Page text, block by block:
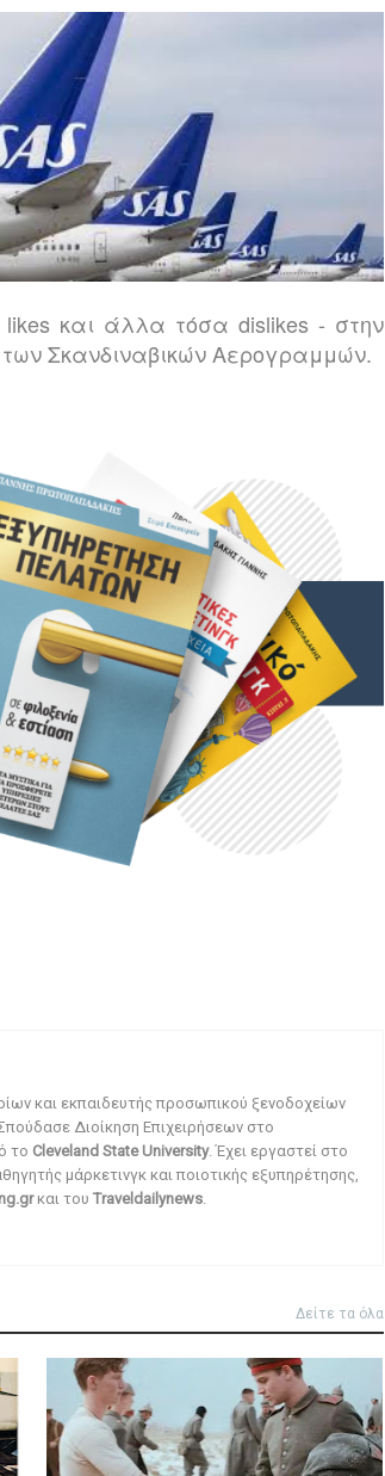
και άλλα τόσα dislikes - στην
των Σκανδιναβικών Αερογραμμών.
και εκπαιδευτής προσωπικού ξενοδοχείων
Διοίκηση Επιχειρήσεων στο
το Cleveland State University. Έχει εργαστεί στο
μάρκετινγκ και ποιοτικής εξυπηρέτησης,
και του Traveldailynews.
Δείτε τα όλα